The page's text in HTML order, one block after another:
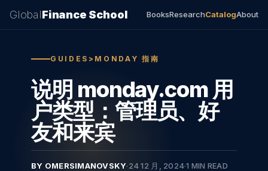
GlobalFinance School BooksResearchCatalogAbout
GUIDES>MONDAY 指南
说明 monday.com 用
户类型：管理员、好
友和来宾
BY OMERSIMANOVSKY·24 12 月, 2024·1 MIN READ